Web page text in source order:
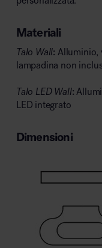
Materiali
Talo Wall: Alluminio,
lampadina non
Talo LED Wall:
LED integrato
Dimensioni